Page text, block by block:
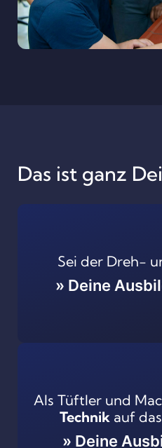
Das ist ganz
Sei der Dreh-
» Deine
Als Tüftler und
Technik auf
» Deine